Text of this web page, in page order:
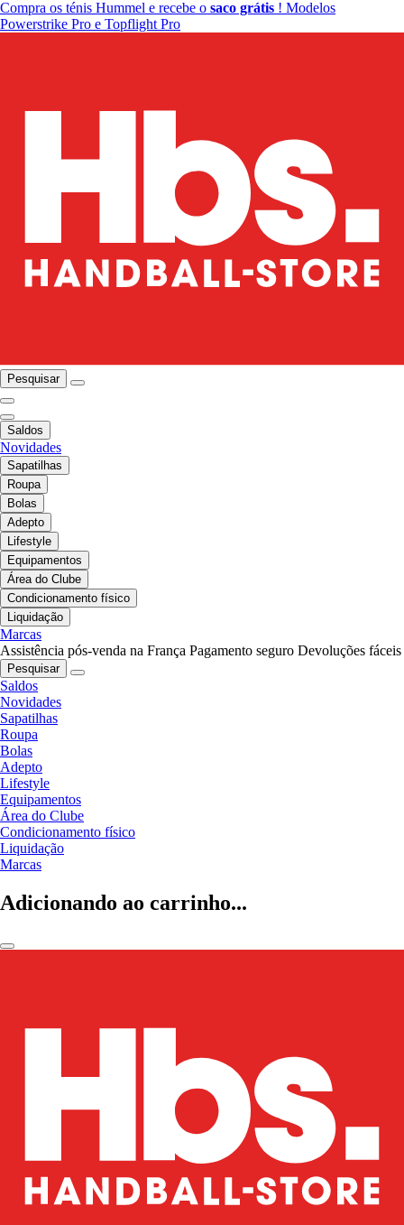
Compra os ténis Hummel e recebe o saco grátis ! Modelos
Powerstrike Pro e Topflight Pro
Pesquisar
Saldos
Novidades
Sapatilhas
Roupa
Bolas
Adepto
Lifestyle
Equipamentos
Área do Clube
Condicionamento físico
Liquidação
Marcas
Assistência pós-venda na França Pagamento seguro Devoluções fáceis
Pesquisar
Saldos
Novidades
Sapatilhas
Roupa
Bolas
Adepto
Lifestyle
Equipamentos
Área do Clube
Condicionamento físico
Liquidação
Marcas
Adicionando ao carrinho...